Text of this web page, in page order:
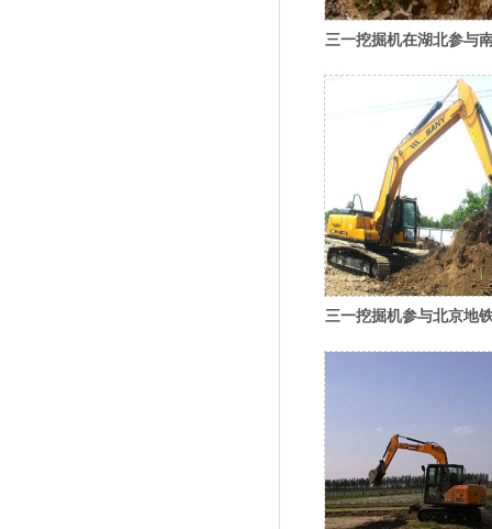
三一挖掘机在湖北参与
三一挖掘机参与北京地